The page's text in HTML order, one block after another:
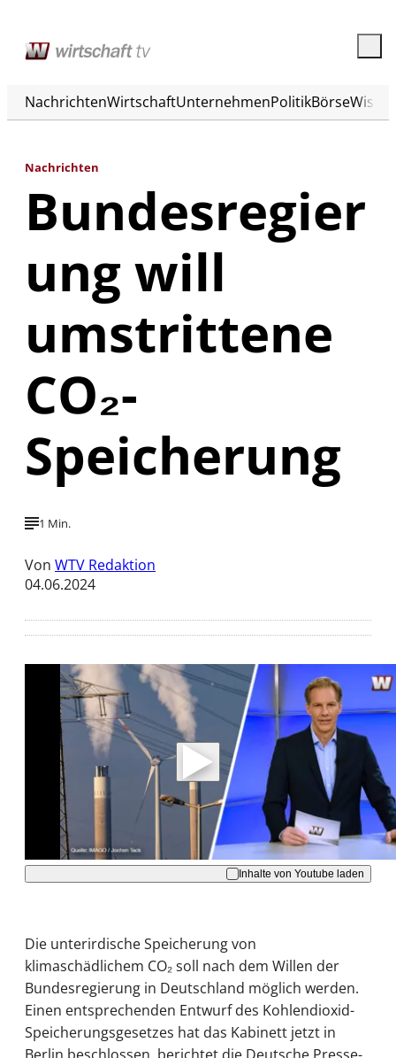
NachrichtenWirtschaftUnternehmenPolitikBörse
Nachrichten
Bundesregier
ung will
umstrittene
CO₂-
Speicherung
1 Min.
Von WTV Redaktion
04.06.2024
Mit der Wiedergabe dieses Videos werden
Daten an Youtube übertragen.
Hinweise dazu erhalten Sie in der Datenschutzerklärung
Akzeptieren
Inhalte von Youtube laden
Die unterirdische Speicherung von
klimaschädlichem CO₂ soll nach dem Willen der
Bundesregierung in Deutschland möglich werden.
Einen entsprechenden Entwurf des Kohlendioxid-
Speicherungsgesetzes hat das Kabinett jetzt in